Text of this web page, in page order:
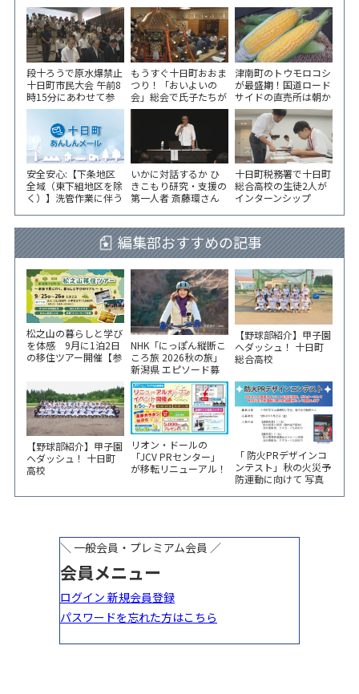
段十ろうで原水爆禁止
十日町市民大会 午前8
時15分にあわせて参
加者が黙とう
もうすぐ十日町おおま
つり！「おいよいの
会」総会で氏子たちが
一致団結！
津南町のトウモロコシ
が最盛期！国道ロード
サイドの直売所は朝か
ら長い列！
安全安心:【下条地区
全域（東下組地区を除
く）】洗管作業に伴う
いかに対話するか ひ
きこもり研究・支援の
第一人者 斎藤環さん
十日町税務署で十日町
総合高校の生徒2人が
インターンシップ
編集部おすすめの記事
松之山の暮らしと学び
を体感 9月に1泊2日
の移住ツアー開催【参
NHK「にっぽん縦断こ
ころ旅 2026秋の旅」
新潟県 エピソード募
集中！
【野球部紹介】甲子園
へダッシュ！ 十日町
総合高校
【野球部紹介】甲子園
へダッシュ！ 十日町
高校
リオン・ドールの
「JCV PRセンター」
が移転リニューアル！
「 防火PRデザインコ
ンテスト」秋の火災予
防運動に向けて 写真